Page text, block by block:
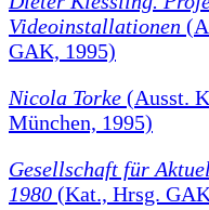
Videoinstallationen
GAK, 1995)
Nicola Torke (Ausst.
München, 1995)
Gesellschaft für
1980 (Kat., Hrsg.